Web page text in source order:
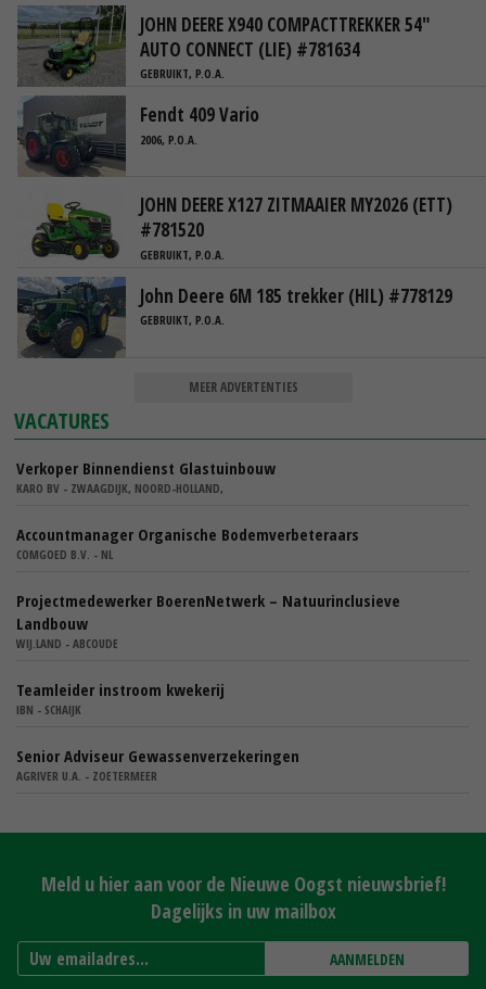
JOHN DEERE X940 COMPACTTREKKER 54"
AUTO CONNECT (LIE) #781634
GEBRUIKT, P.O.A.
Fendt 409 Vario
2006, P.O.A.
JOHN DEERE X127 ZITMAAIER MY2026 (ETT)
#781520
GEBRUIKT, P.O.A.
John Deere 6M 185 trekker (HIL) #778129
GEBRUIKT, P.O.A.
MEER ADVERTENTIES
VACATURES
Verkoper Binnendienst Glastuinbouw
KARO BV - ZWAAGDIJK, NOORD-HOLLAND,
Accountmanager Organische Bodemverbeteraars
COMGOED B.V. - NL
Projectmedewerker BoerenNetwerk – Natuurinclusieve
Landbouw
WIJ.LAND - ABCOUDE
Teamleider instroom kwekerij
IBN - SCHAIJK
Senior Adviseur Gewassenverzekeringen
AGRIVER U.A. - ZOETERMEER
Meld u hier aan voor de Nieuwe Oogst nieuwsbrief!
Dagelijks in uw mailbox
AANMELDEN